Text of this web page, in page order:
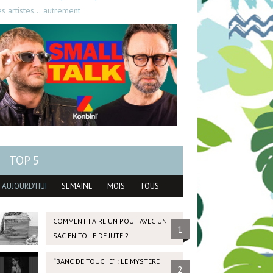
artistes… autrement
TOP 5
AUJOURD'HUI SEMAINE MOIS TOUS
COMMENT FAIRE UN POUF AVEC UN
SAC EN TOILE DE JUTE ?
1
“BANC DE TOUCHE” : LE MYSTÈRE
2